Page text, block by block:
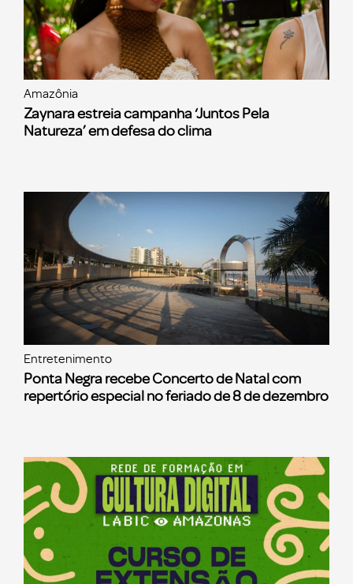
Amazônia
Zaynara estreia campanha ‘Juntos Pela
Natureza’ em defesa do clima
Entretenimento
Ponta Negra recebe Concerto de Natal com
repertório especial no feriado de 8 de dezembro